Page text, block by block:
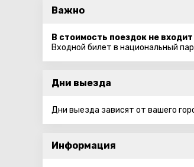
Важно
В стоимость поездок не
Входной билет в национальный
Дни выезда
Дни выезда зависят от вашего
Информация